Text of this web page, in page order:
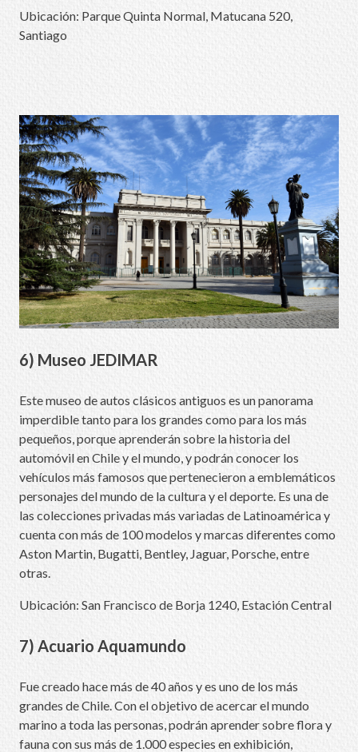
Ubicación: Parque Quinta Normal, Matucana 520,
Santiago
6) Museo JEDIMAR
Este museo de autos clásicos antiguos es un panorama
imperdible tanto para los grandes como para los más
pequeños, porque aprenderán sobre la historia del
automóvil en Chile y el mundo, y podrán conocer los
vehículos más famosos que pertenecieron a emblemáticos
personajes del mundo de la cultura y el deporte. Es una de
las colecciones privadas más variadas de Latinoamérica y
cuenta con más de 100 modelos y marcas diferentes como
Aston Martin, Bugatti, Bentley, Jaguar, Porsche, entre
otras.
Ubicación: San Francisco de Borja 1240, Estación Central
7) Acuario Aquamundo
Fue creado hace más de 40 años y es uno de los más
grandes de Chile. Con el objetivo de acercar el mundo
marino a toda las personas, podrán aprender sobre flora y
fauna con sus más de 1.000 especies en exhibición,